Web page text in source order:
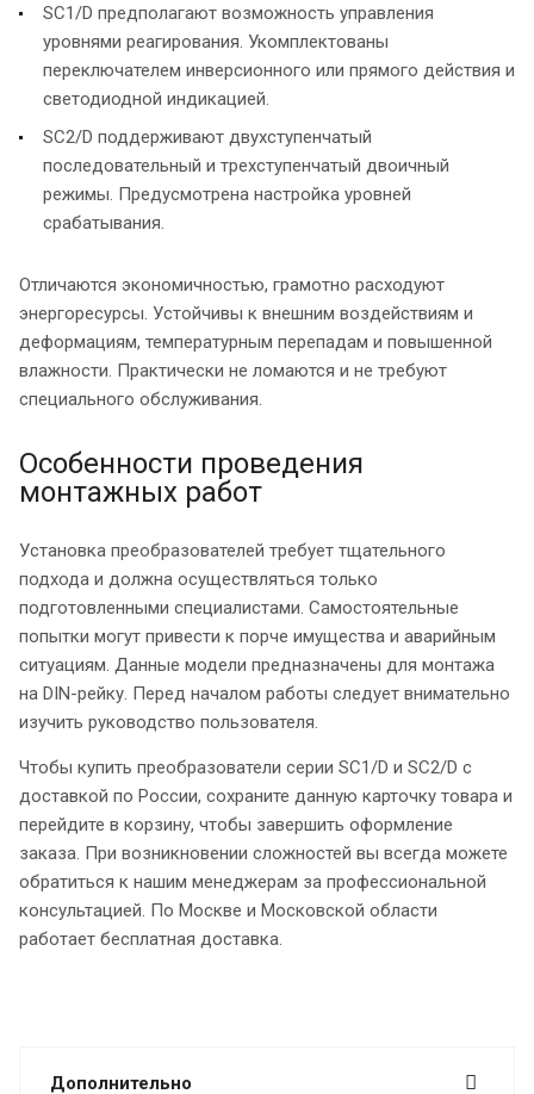
SC1/D предполагают возможность управления
уровнями реагирования. Укомплектованы
переключателем инверсионного или прямого действия и
светодиодной индикацией.
SC2/D поддерживают двухступенчатый
последовательный и трехступенчатый двоичный
режимы. Предусмотрена настройка уровней
срабатывания.
Отличаются экономичностью, грамотно расходуют
энергоресурсы. Устойчивы к внешним воздействиям и
деформациям, температурным перепадам и повышенной
влажности. Практически не ломаются и не требуют
специального обслуживания.
Особенности проведения
монтажных работ
Установка преобразователей требует тщательного
подхода и должна осуществляться только
подготовленными специалистами. Самостоятельные
попытки могут привести к порче имущества и аварийным
ситуациям. Данные модели предназначены для монтажа
на DIN-рейку. Перед началом работы следует внимательно
изучить руководство пользователя.
Чтобы купить преобразователи серии SC1/D и SC2/D с
доставкой по России, сохраните данную карточку товара и
перейдите в корзину, чтобы завершить оформление
заказа. При возникновении сложностей вы всегда можете
обратиться к нашим менеджерам за профессиональной
консультацией. По Москве и Московской области
работает бесплатная доставка.
Дополнительно